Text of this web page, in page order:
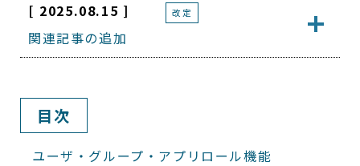
[ 2025.08.15 ]
改定
関連記事の追加
目次
ユーザ・グループ・アプリロール機能